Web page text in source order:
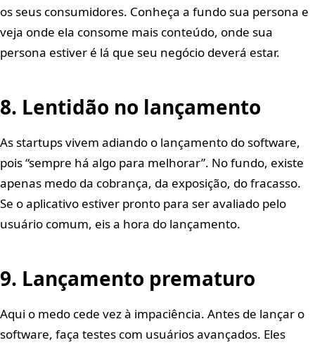
os seus consumidores. Conheça a fundo sua persona e
veja onde ela consome mais conteúdo, onde sua
persona estiver é lá que seu negócio deverá estar.
8. Lentidão no lançamento
As startups vivem adiando o lançamento do software,
pois “sempre há algo para melhorar”. No fundo, existe
apenas medo da cobrança, da exposição, do fracasso.
Se o aplicativo estiver pronto para ser avaliado pelo
usuário comum, eis a hora do lançamento.
9. Lançamento prematuro
Aqui o medo cede vez à impaciência. Antes de lançar o
software, faça testes com usuários avançados. Eles